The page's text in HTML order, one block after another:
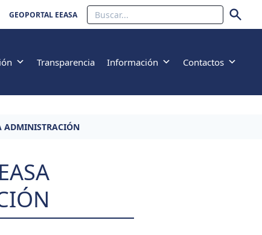
GEOPORTAL EEASA Buscar
Transparencia Información Contactos
ADMINISTRACIÓN